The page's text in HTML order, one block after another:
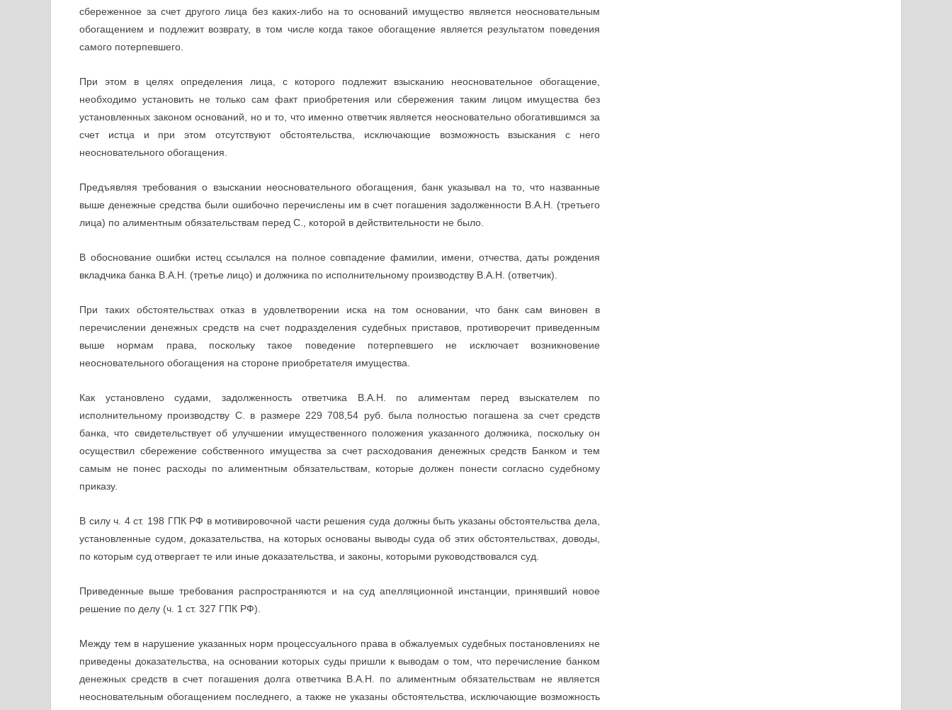
сбереженное за счет другого лица без каких-либо на то оснований имущество является неосновательным
обогащением и подлежит возврату, в том числе когда такое обогащение является результатом поведения
самого потерпевшего.
При этом в целях определения лица, с которого подлежит взысканию неосновательное обогащение,
необходимо установить не только сам факт приобретения или сбережения таким лицом имущества без
установленных законом оснований, но и то, что именно ответчик является неосновательно обогатившимся за
счет истца и при этом отсутствуют обстоятельства, исключающие возможность взыскания с него
неосновательного обогащения.
Предъявляя требования о взыскании неосновательного обогащения, банк указывал на то, что названные
выше денежные средства были ошибочно перечислены им в счет погашения задолженности В.А.Н. (третьего
лица) по алиментным обязательствам перед С., которой в действительности не было.
В обоснование ошибки истец ссылался на полное совпадение фамилии, имени, отчества, даты рождения
вкладчика банка В.А.Н. (третье лицо) и должника по исполнительному производству В.А.Н. (ответчик).
При таких обстоятельствах отказ в удовлетворении иска на том основании, что банк сам виновен в
перечислении денежных средств на счет подразделения судебных приставов, противоречит приведенным
выше нормам права, поскольку такое поведение потерпевшего не исключает возникновение
неосновательного обогащения на стороне приобретателя имущества.
Как установлено судами, задолженность ответчика В.А.Н. по алиментам перед взыскателем по
исполнительному производству С. в размере 229 708,54 руб. была полностью погашена за счет средств
банка, что свидетельствует об улучшении имущественного положения указанного должника, поскольку он
осуществил сбережение собственного имущества за счет расходования денежных средств Банком и тем
самым не понес расходы по алиментным обязательствам, которые должен понести согласно судебному
приказу.
В силу ч. 4 ст. 198 ГПК РФ в мотивировочной части решения суда должны быть указаны обстоятельства дела,
установленные судом, доказательства, на которых основаны выводы суда об этих обстоятельствах, доводы,
по которым суд отвергает те или иные доказательства, и законы, которыми руководствовался суд.
Приведенные выше требования распространяются и на суд апелляционной инстанции, принявший новое
решение по делу (ч. 1 ст. 327 ГПК РФ).
Между тем в нарушение указанных норм процессуального права в обжалуемых судебных постановлениях не
приведены доказательства, на основании которых суды пришли к выводам о том, что перечисление банком
денежных средств в счет погашения долга ответчика В.А.Н. по алиментным обязательствам не является
неосновательным обогащением последнего, а также не указаны обстоятельства, исключающие возможность